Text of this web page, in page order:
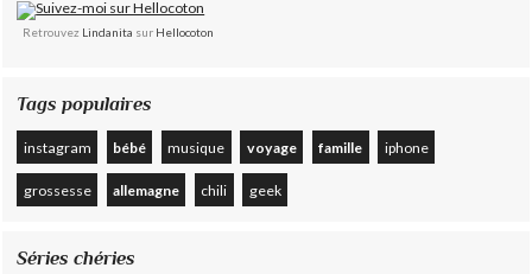
Retrouvez Lindanita sur Hellocoton
Tags populaires
instagram bébé musique voyage famille iphone
grossesse allemagne chili geek
Séries chéries